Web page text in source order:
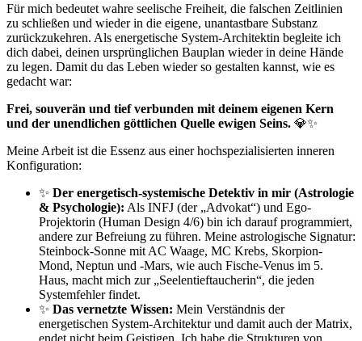
Für mich bedeutet wahre seelische Freiheit, die falschen Zeitlinien
zu schließen und wieder in die eigene, unantastbare Substanz
zurückzukehren. Als energetische System-Architektin begleite ich
dich dabei, deinen ursprünglichen Bauplan wieder in deine Hände
zu legen. Damit du das Leben wieder so gestalten kannst, wie es
gedacht war:
Frei, souverän und tief verbunden mit deinem eigenen Kern
und der unendlichen göttlichen Quelle ewigen Seins. 💎✨
Meine Arbeit ist die Essenz aus einer hochspezialisierten inneren
Konfiguration:
✨ Der energetisch-systemische Detektiv in mir (Astrologie
& Psychologie): Als INFJ (der „Advokat“) und Ego-
Projektorin (Human Design 4/6) bin ich darauf programmiert,
andere zur Befreiung zu führen. Meine astrologische Signatur:
Steinbock-Sonne mit AC Waage, MC Krebs, Skorpion-
Mond, Neptun und -Mars, wie auch Fische-Venus im 5.
Haus, macht mich zur „Seelentieftaucherin“, die jeden
Systemfehler findet.
✨ Das vernetzte Wissen: Mein Verständnis der
energetischen System-Architektur und damit auch der Matrix,
endet nicht beim Geistigen. Ich habe die Strukturen von